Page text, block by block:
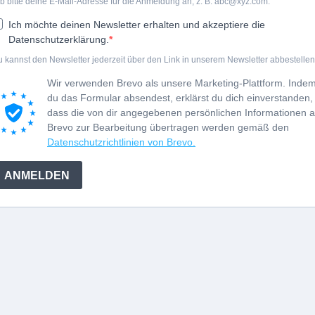
Ich möchte deinen Newsletter erhalten und akzeptiere die
Datenschutzerklärung.
kannst den Newsletter jederzeit über den Link in unserem Newsletter
Wir verwenden Brevo als unsere Marketing-Plattform. Indem
du das Formular absendest, erklärst du dich einverstanden,
dass die von dir angegebenen persönlichen Informationen
Brevo zur Bearbeitung übertragen werden gemäß den
Datenschutzrichtlinien von Brevo.
ANMELDEN